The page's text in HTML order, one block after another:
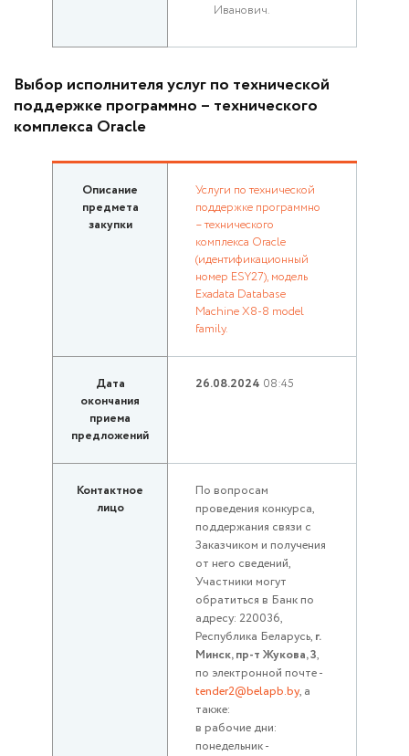
Иванович.
Выбор исполнителя услуг по технической
поддержке программно – технического
комплекса Oracle
Описание
предмета
закупки
Услуги по технической
поддержке программно
– технического
комплекса Oracle
(идентификационный
номер ESY27), модель
Exadata Database
Machine X8‐8 model
family.
Дата
окончания
приема
предложений
26.08.2024 08:45
Контактное
лицо
По вопросам
проведения конкурса,
поддержания связи с
Заказчиком и получения
от него сведений,
Участники могут
обратиться в Банк по
адресу: 220036,
Республика Беларусь, г.
Минск, пр-т Жукова, 3,
по электронной почте -
tender2@belapb.by, а
также:
в рабочие дни:
понедельник -